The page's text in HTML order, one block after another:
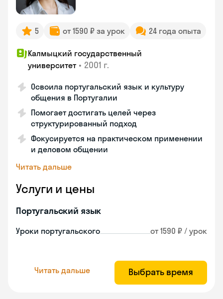
5 от 1590 ₽ за урок 24 года опыта
Калмыцкий государственный
университет • 2001 г.
Освоила португальский язык и культуру
общения в Португалии
Помогает достигать целей через
структурированный подход
Фокусируется на практическом применении
и деловом общении
Читать дальше
Услуги и цены
Португальский язык
Уроки португальского от 1590 ₽ / урок
Читать дальше Выбрать время